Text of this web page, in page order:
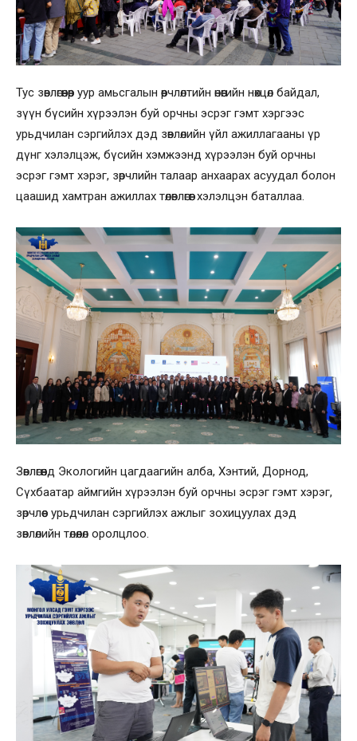
Тус зөвлөгөөнөөр уур амьсгалын өөрчлөлтийн өнөөгийн нөхцөл байдал,
зүүн бүсийн хүрээлэн буй орчны эсрэг гэмт хэргээс
урьдчилан сэргийлэх дэд зөвлөлийн үйл ажиллагааны үр
дүнг хэлэлцэж, бүсийн хэмжээнд хүрээлэн буй орчны
эсрэг гэмт хэрэг, зөрчлийн талаар анхаарах асуудал болон
цаашид хамтран ажиллах төлөвлөгөөг хэлэлцэн баталлаа.
Зөвлөгөөнд Экологийн цагдаагийн алба, Хэнтий, Дорнод,
Сүхбаатар аймгийн хүрээлэн буй орчны эсрэг гэмт хэрэг,
зөрчлөөс урьдчилан сэргийлэх ажлыг зохицуулах дэд
зөвлөлийн төлөөлөл оролцлоо.